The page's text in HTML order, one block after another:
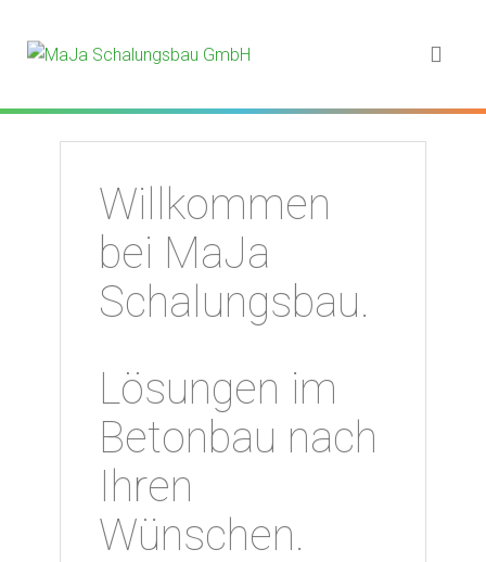
Willkommen
bei MaJa
Schalungsbau.
Lösungen im
Betonbau nach
Ihren
Wünschen.